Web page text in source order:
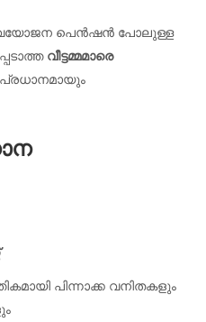
വയോജന പെൻഷൻ പോലുള്ള
വീട്ടമ്മമാരെ
പിന്നാക്ക വനിതകളും